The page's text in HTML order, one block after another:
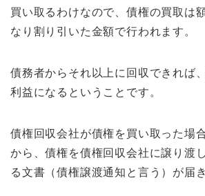
買い取るわけなので、債権の買取は
なり割り引いた金額で行われます。
債務者からそれ以上に回収できれば
利益になるということです。
債権回収会社が債権を買い取った場
から、債権を債権回収会社に譲り渡
る文書（債権譲渡通知と言う）が届